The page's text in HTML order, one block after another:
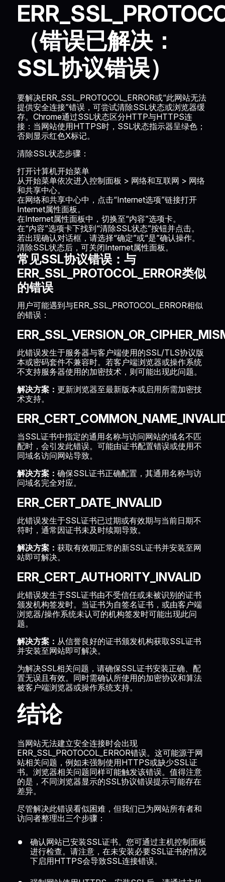
（错误已解决：
SSL协议错误）
要解决ERR_SSL_PROTOCOL_ERROR或“此网站无法
提供安全连接”错误，可尝试清除SSL状态或浏览器缓
存。Chrome通过SSL状态区分HTTP与HTTPS连
接：当网站使用HTTPS时，SSL状态指示器呈绿色；
否则显示红色X标记。
清除SSL状态步骤：
打开计算机开始菜单
从开始菜单依次进入控制面板 > 网络和互联网 > 网络
和共享中心。
在网络和共享中心中，点击“Internet选项”链接打开
Internet属性面板。
在Internet属性面板中，切换至“内容”选项卡。
在“内容”选项卡下找到“清除SSL状态”按钮并点击。
若出现确认对话框，请选择“确定”或“是”确认操作。
清除SSL状态后，可关闭Internet属性面板。
常见SSL协议错误：与
ERR_SSL_PROTOCOL_ERROR类似
的错误
用户可能遇到与ERR_SSL_PROTOCOL_ERROR相似
的错误：
此错误发生于服务器与客户端使用的SSL/TLS协议版
本或密码套件不兼容时。若客户端浏览器或操作系统
不支持服务器使用的加密技术，则可能出现此问题。
解决方案： 更新浏览器至最新版本或启用所需加密技
术支持。
当SSL证书中指定的通用名称与访问网站的域名不匹
配时，会引发此错误。可能由证书配置错误或使用不
同域名访问网站导致。
解决方案： 确保SSL证书正确配置，其通用名称与访
问域名完全对应。
ERR_CERT_DATE_INVALID
此错误发生于SSL证书已过期或有效期与当前日期不
符时，通常因证书未及时续期导致。
解决方案： 获取有效期正常的新SSL证书并安装至网
站即可解决。
ERR_CERT_AUTHORITY_INVALID
此错误发生于SSL证书由不受信任或未被识别的证书
颁发机构签发时。当证书为自签名证书，或由客户端
浏览器/操作系统未认可的机构签发时可能出现此问
题。
解决方案： 从信誉良好的证书颁发机构获取SSL证书
并安装至网站即可解决。
为解决SSL相关问题，请确保SSL证书安装正确、配
置无误且有效。同时需确认所使用的加密协议和算法
被客户端浏览器或操作系统支持。
结论
当网站无法建立安全连接时会出现
ERR_SSL_PROTOCOL_ERROR错误。这可能源于网
站相关问题，例如未强制使用HTTPS或缺少SSL证
书。浏览器相关问题同样可能触发该错误。值得注意
的是，不同浏览器显示的SSL协议错误提示可能存在
差异。
尽管解决此错误看似困难，但我们已为网站所有者和
访问者整理出三个步骤：
确认网站已安装SSL证书。您可通过主机控制面板
进行检查。请注意，在未安装必要SSL证书的情况
下启用HTTPS会导致SSL连接错误。